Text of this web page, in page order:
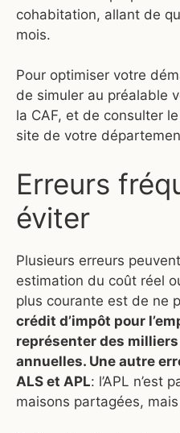
cohabitation, allant de
mois.
Pour optimiser votre
de simuler au préalable
la CAF, et de consulter
site de votre
Erreurs
éviter
Plusieurs erreurs
estimation du coût réel
plus courante est de ne
crédit d’impôt pour
représenter des milliers
annuelles. Une autre
ALS et APL: l’APL n’est
maisons partagées, mais